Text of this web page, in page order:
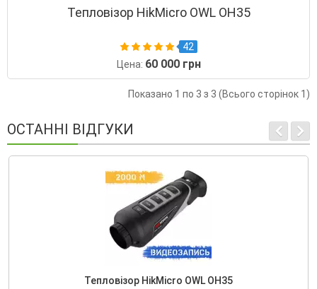
Тепловізор HikMicro OWL OH35
42
Цена: 60 000 грн
Показано 1 по 3 з 3 (Всього сторінок 1)
ОСТАННІ ВІДГУКИ
Тепловізор HikMicro OWL OH35